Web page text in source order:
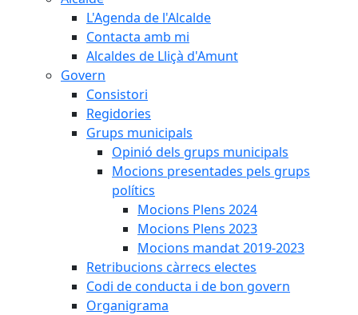
L'Agenda de l'Alcalde
Contacta amb mi
Alcaldes de Lliçà d'Amunt
Govern
Consistori
Regidories
Grups municipals
Opinió dels grups municipals
Mocions presentades pels grups
polítics
Mocions Plens 2024
Mocions Plens 2023
Mocions mandat 2019-2023
Retribucions càrrecs electes
Codi de conducta i de bon govern
Organigrama